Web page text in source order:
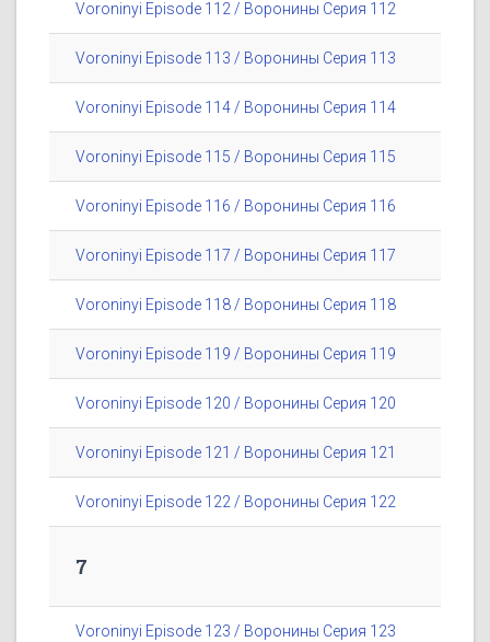
Voroninyi Episode 112 / Воронины Серия 112
Voroninyi Episode 113 / Воронины Серия 113
Voroninyi Episode 114 / Воронины Серия 114
Voroninyi Episode 115 / Воронины Серия 115
Voroninyi Episode 116 / Воронины Серия 116
Voroninyi Episode 117 / Воронины Серия 117
Voroninyi Episode 118 / Воронины Серия 118
Voroninyi Episode 119 / Воронины Серия 119
Voroninyi Episode 120 / Воронины Серия 120
Voroninyi Episode 121 / Воронины Серия 121
Voroninyi Episode 122 / Воронины Серия 122
7
Voroninyi Episode 123 / Воронины Серия 123